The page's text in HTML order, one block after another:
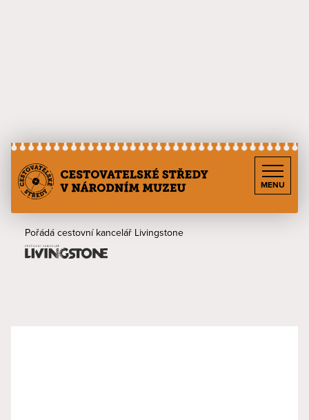
MENU
Pořádá cestovní kancelář Livingstone